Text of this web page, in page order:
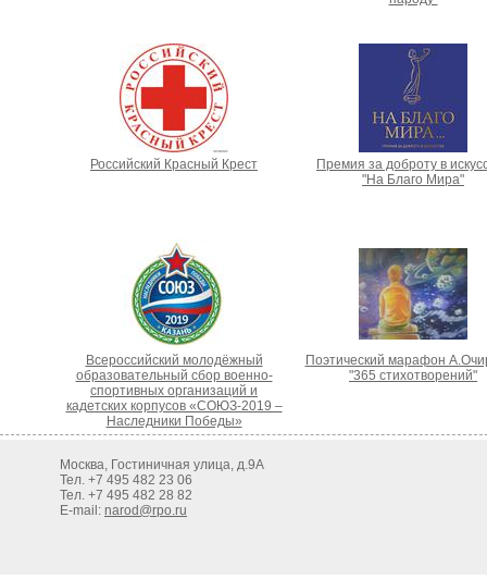
Российский Красный Крест
Премия за доброту в
"На Благо Мира"
Всероссийский молодёжный
образовательный сбор военно-
спортивных организаций и
кадетских корпусов «СОЮЗ-2019 –
Наследники Победы»
Поэтический марафон
"365 стихотворений"
Москва, Гостиничная улица, д.9А
Тел. +7 495 482 23 06
Тел. +7 495 482 28 82
E-mail: narod@rpo.ru